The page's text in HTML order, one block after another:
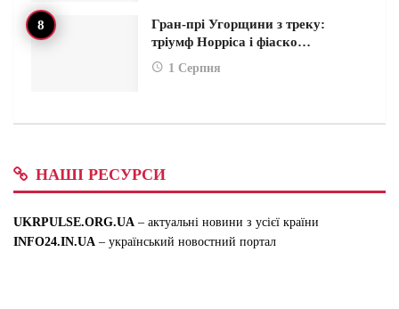
Гран-прі Угорщини з треку:
тріумф Норріса і фіаско…
1 Серпня
НАШІ РЕСУРСИ
UKRPULSE.ORG.UA – актуальні новини з усієї країни
INFO24.IN.UA – український новостний портал